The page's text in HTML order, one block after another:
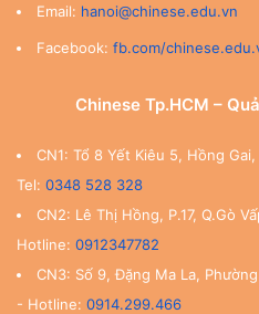
Email: hanoi@chinese.edu.vn
Facebook: fb.com/
Chinese Tp.HCM –
CN1: Tổ 8 Yết Kiêu 5, Hồng
Tel: 0348 528 328
CN2: Lê Thị Hồng, P.17, Q.Gò
Hotline: 0912347782
CN3: Số 9, Đặng Ma La,
- Hotline: 0914.299.466